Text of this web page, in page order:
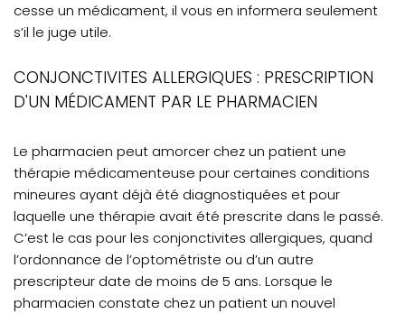
cesse un médicament, il vous en informera seulement
s’il le juge utile.
CONJONCTIVITES ALLERGIQUES : PRESCRIPTION
D'UN MÉDICAMENT PAR LE PHARMACIEN
Le pharmacien peut amorcer chez un patient une
thérapie médicamenteuse pour certaines conditions
mineures ayant déjà été diagnostiquées et pour
laquelle une thérapie avait été prescrite dans le passé.
C’est le cas pour les conjonctivites allergiques, quand
l’ordonnance de l’optométriste ou d’un autre
prescripteur date de moins de 5 ans. Lorsque le
pharmacien constate chez un patient un nouvel